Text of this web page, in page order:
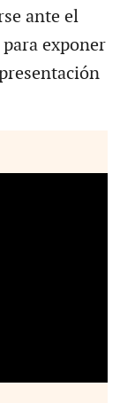
ante el
exponer